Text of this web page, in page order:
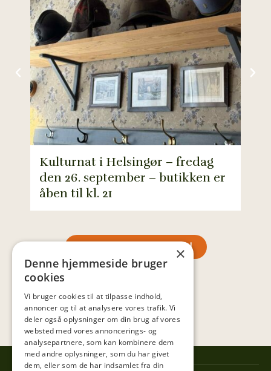
Kulturnat i Helsingør – fredag
den 26. september – butikken er
åben til kl. 21
SE MERE INSPIRATION
×
Denne hjemmeside bruger
cookies
Vi bruger cookies til at tilpasse indhold,
annoncer og til at analysere vores trafik. Vi
deler også oplysninger om din brug af vores
websted med vores annoncerings- og
analysepartnere, som kan kombinere dem
med andre oplysninger, som du har givet
dem, eller som de har indsamlet fra din